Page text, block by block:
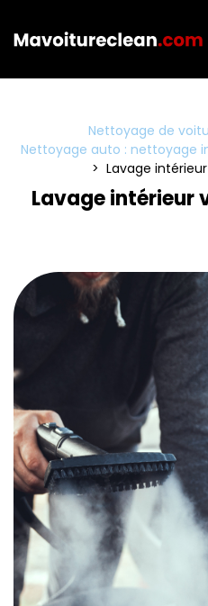
Nettoyage de
Nettoyage auto : nettoyage
Lavage
Lavage intérieur